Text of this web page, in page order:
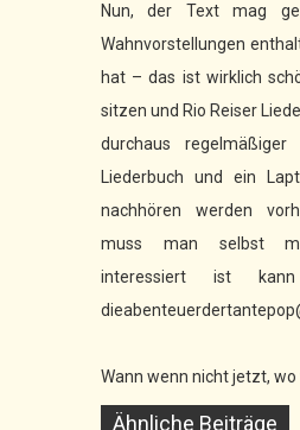
Nun, der Text mag
Wahnvorstellungen
hat – das ist wirklich
sitzen und Rio Reiser
durchaus
Liederbuch und ein
nachhören werden
muss man selbst
interessiert ist
Wann wenn nicht jetzt, wo
Ähnliche Beiträge